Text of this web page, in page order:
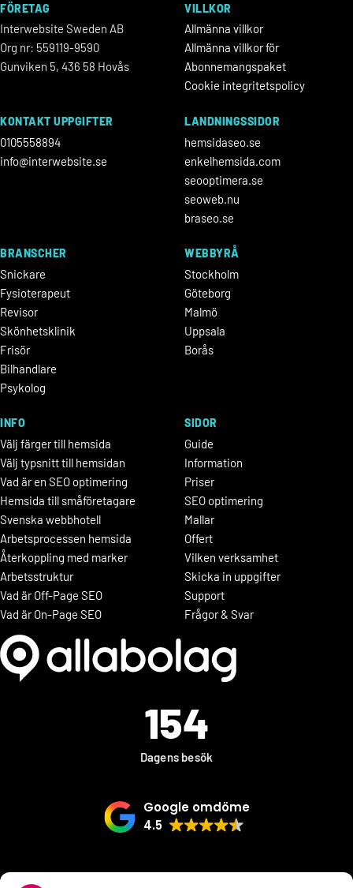
FÖRETAG
Interwebsite Sweden AB
Org nr: 559119-9590
Gunviken 5, 436 58 Hovås
VILLKOR
Allmänna villkor
Allmänna villkor för
Abonnemangspaket
Cookie integritetspolicy
KONTAKT UPPGIFTER
0105558894
info@interwebsite.se
LANDNINGSSIDOR
hemsidaseo.se
enkelhemsida.com
seooptimera.se
seoweb.nu
braseo.se
BRANSCHER
Snickare
Fysioterapeut
Revisor
Skönhetsklinik
Frisör
Bilhandlare
Psykolog
WEBBYRÅ
Stockholm
Göteborg
Malmö
Uppsala
Borås
INFO
Välj färger till hemsida
Välj typsnitt till hemsidan
Vad är en SEO optimering
Hemsida till småföretagare
Svenska webbhotell
Arbetsprocessen hemsida
Återkoppling med marker
Arbetsstruktur
Vad är Off-Page SEO
Vad är On-Page SEO
SIDOR
Guide
Information
Priser
SEO optimering
Mallar
Offert
Vilken verksamhet
Skicka in uppgifter
Support
Frågor & Svar
154
Dagens besök
Google omdöme
4.5